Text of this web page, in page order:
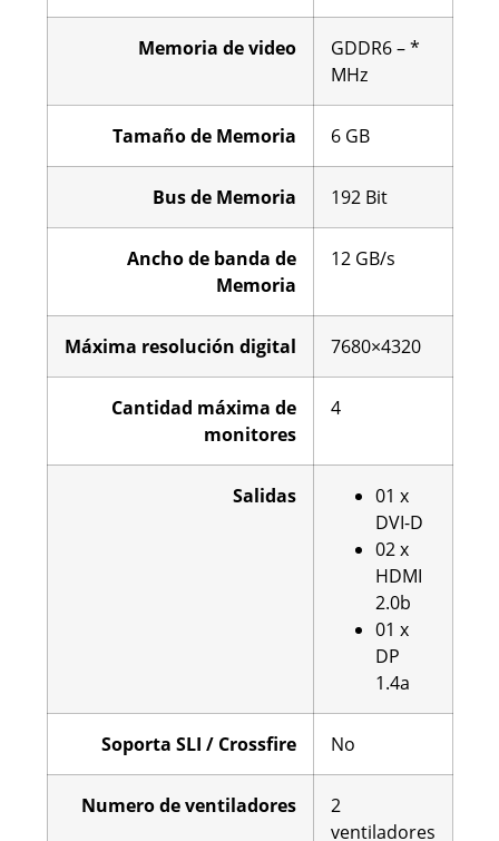
Memoria de video
GDDR6 – *
MHz
Tamaño de Memoria 6 GB
Bus de Memoria 192 Bit
Ancho de banda de
Memoria
12 GB/s
Máxima resolución digital 7680×4320
Cantidad máxima de
monitores
4
Salidas
01 x
DVI-D
02 x
HDMI
2.0b
01 x
DP
1.4a
Soporta SLI / Crossfire No
Numero de ventiladores
2
ventiladores